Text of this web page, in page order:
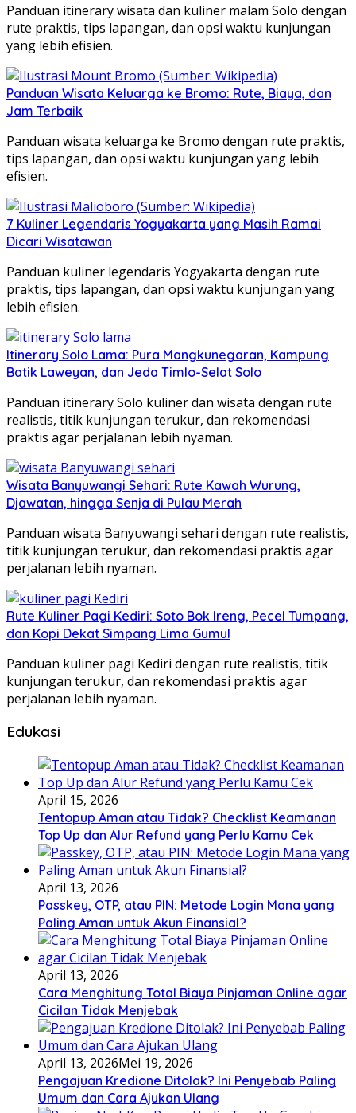
Panduan itinerary wisata dan kuliner malam Solo dengan
rute praktis, tips lapangan, dan opsi waktu kunjungan
yang lebih efisien.
Panduan Wisata Keluarga ke Bromo: Rute, Biaya, dan
Jam Terbaik
Panduan wisata keluarga ke Bromo dengan rute praktis,
tips lapangan, dan opsi waktu kunjungan yang lebih
efisien.
7 Kuliner Legendaris Yogyakarta yang Masih Ramai
Dicari Wisatawan
Panduan kuliner legendaris Yogyakarta dengan rute
praktis, tips lapangan, dan opsi waktu kunjungan yang
lebih efisien.
Itinerary Solo Lama: Pura Mangkunegaran, Kampung
Batik Laweyan, dan Jeda Timlo-Selat Solo
Panduan itinerary Solo kuliner dan wisata dengan rute
realistis, titik kunjungan terukur, dan rekomendasi
praktis agar perjalanan lebih nyaman.
Wisata Banyuwangi Sehari: Rute Kawah Wurung,
Djawatan, hingga Senja di Pulau Merah
Panduan wisata Banyuwangi sehari dengan rute realistis,
titik kunjungan terukur, dan rekomendasi praktis agar
perjalanan lebih nyaman.
Rute Kuliner Pagi Kediri: Soto Bok Ireng, Pecel Tumpang,
dan Kopi Dekat Simpang Lima Gumul
Panduan kuliner pagi Kediri dengan rute realistis, titik
kunjungan terukur, dan rekomendasi praktis agar
perjalanan lebih nyaman.
Edukasi
April 15, 2026
Tentopup Aman atau Tidak? Checklist Keamanan
Top Up dan Alur Refund yang Perlu Kamu Cek
April 13, 2026
Passkey, OTP, atau PIN: Metode Login Mana yang
Paling Aman untuk Akun Finansial?
April 13, 2026
Cara Menghitung Total Biaya Pinjaman Online agar
Cicilan Tidak Menjebak
April 13, 2026Mei 19, 2026
Pengajuan Kredione Ditolak? Ini Penyebab Paling
Umum dan Cara Ajukan Ulang